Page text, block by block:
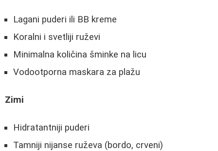
Lagani puderi ili BB kreme
Koralni i svetliji ruževi
Minimalna količina šminke na licu
Vodootporna maskara za plažu
Zimi
Hidratantniji puderi
Tamniji nijanse ruževa (bordo, crveni)